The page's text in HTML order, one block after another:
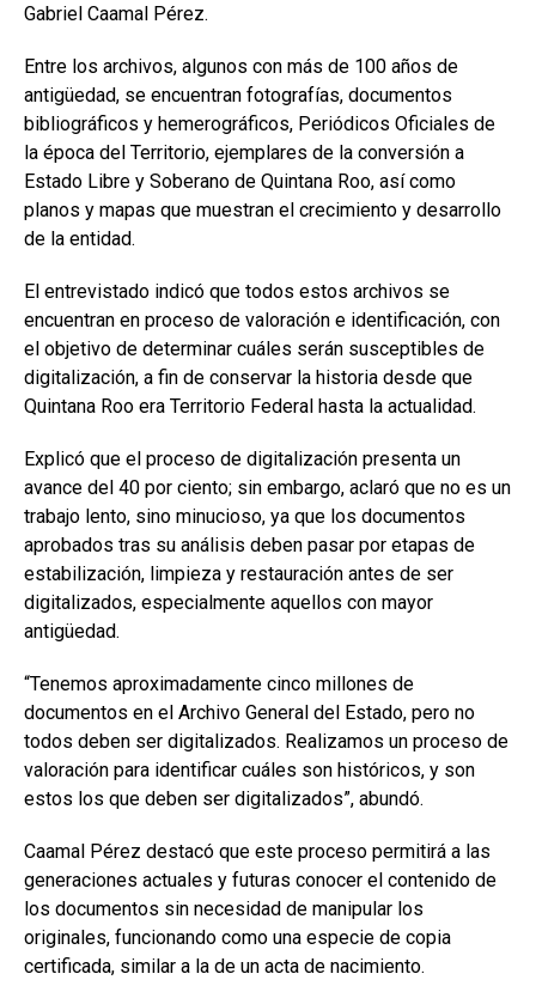
Gabriel Caamal Pérez.
Entre los archivos, algunos con más de 100 años de
antigüedad, se encuentran fotografías, documentos
bibliográficos y hemerográficos, Periódicos Oficiales de
la época del Territorio, ejemplares de la conversión a
Estado Libre y Soberano de Quintana Roo, así como
planos y mapas que muestran el crecimiento y desarrollo
de la entidad.
El entrevistado indicó que todos estos archivos se
encuentran en proceso de valoración e identificación, con
el objetivo de determinar cuáles serán susceptibles de
digitalización, a fin de conservar la historia desde que
Quintana Roo era Territorio Federal hasta la actualidad.
Explicó que el proceso de digitalización presenta un
avance del 40 por ciento; sin embargo, aclaró que no es un
trabajo lento, sino minucioso, ya que los documentos
aprobados tras su análisis deben pasar por etapas de
estabilización, limpieza y restauración antes de ser
digitalizados, especialmente aquellos con mayor
antigüedad.
“Tenemos aproximadamente cinco millones de
documentos en el Archivo General del Estado, pero no
todos deben ser digitalizados. Realizamos un proceso de
valoración para identificar cuáles son históricos, y son
estos los que deben ser digitalizados”, abundó.
Caamal Pérez destacó que este proceso permitirá a las
generaciones actuales y futuras conocer el contenido de
los documentos sin necesidad de manipular los
originales, funcionando como una especie de copia
certificada, similar a la de un acta de nacimiento.